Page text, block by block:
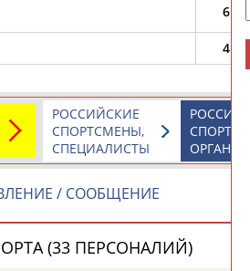
6
4
РОССИЙСКИЕ
СПОРТСМЕНЫ,
СПЕЦИАЛИСТЫ
/ СООБЩЕНИЕ
(33 ПЕРСОНАЛИЙ)